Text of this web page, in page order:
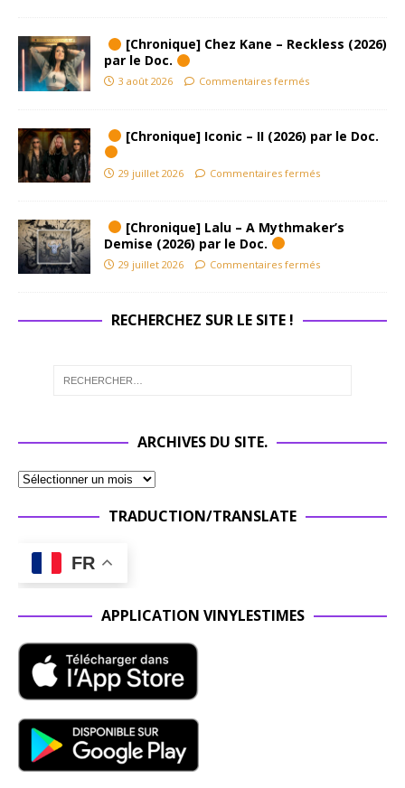
[Chronique] Chez Kane – Reckless (2026)
par le Doc.
3 août 2026 Commentaires fermés
[Chronique] Iconic – II (2026) par le Doc.
29 juillet 2026 Commentaires fermés
[Chronique] Lalu – A Mythmaker’s
Demise (2026) par le Doc.
29 juillet 2026 Commentaires fermés
RECHERCHEZ SUR LE SITE !
ARCHIVES DU SITE.
TRADUCTION/TRANSLATE
FR
APPLICATION VINYLESTIMES